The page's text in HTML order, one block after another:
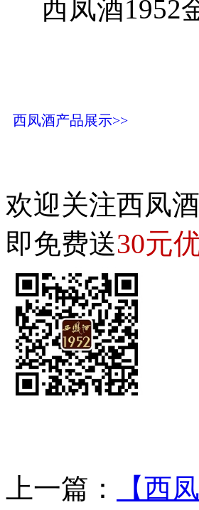
西凤酒1952
西凤酒产品展示>>
欢迎关注西凤
即免费送30元
上一篇：
【西